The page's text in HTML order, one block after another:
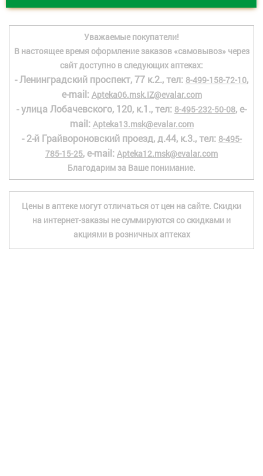
Уважаемые покупатели!
В настоящее время оформление заказов «самовывоз» через
сайт доступно в следующих аптеках:
- Ленинградский проспект, 77 к.2., тел: 8-499-158-72-10,
e-mail: Apteka06.msk.IZ@evalar.com
- улица Лобачевского, 120, к.1., тел: 8-495-232-50-08, e-
mail: Apteka13.msk@evalar.com
- 2-й Грайвороновский проезд, д.44, к.3., тел: 8-495-
785-15-25, e-mail: Apteka12.msk@evalar.com
Благодарим за Ваше понимание.
Цены в аптеке могут отличаться от цен на сайте. Скидки
на интернет-заказы не суммируются со скидками и
акциями в розничных аптеках